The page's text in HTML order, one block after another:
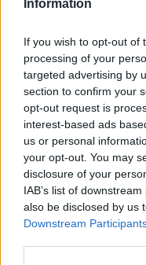
Information
If you wish to opt-out of
processing of your
targeted advertising by
section to confirm your
opt-out request is
interest-based ads
us or personal
your opt-out. You may
disclosure of your
IAB’s list of
also be disclosed by us
Downstream
2025. december. 18. 15:06
védte, miközben a
kellett volna fellépni.
LMP: MINÉL TÖBB
SZÜKSÉG AZ EP-
2024. Április. 23. 13:44
Akik aláírásukkal az
mondanak az
az ellenzéki párt
A MOMENTUM ÉS
EP-BEN AZT A
RENDELETET
LMP NYÍLT